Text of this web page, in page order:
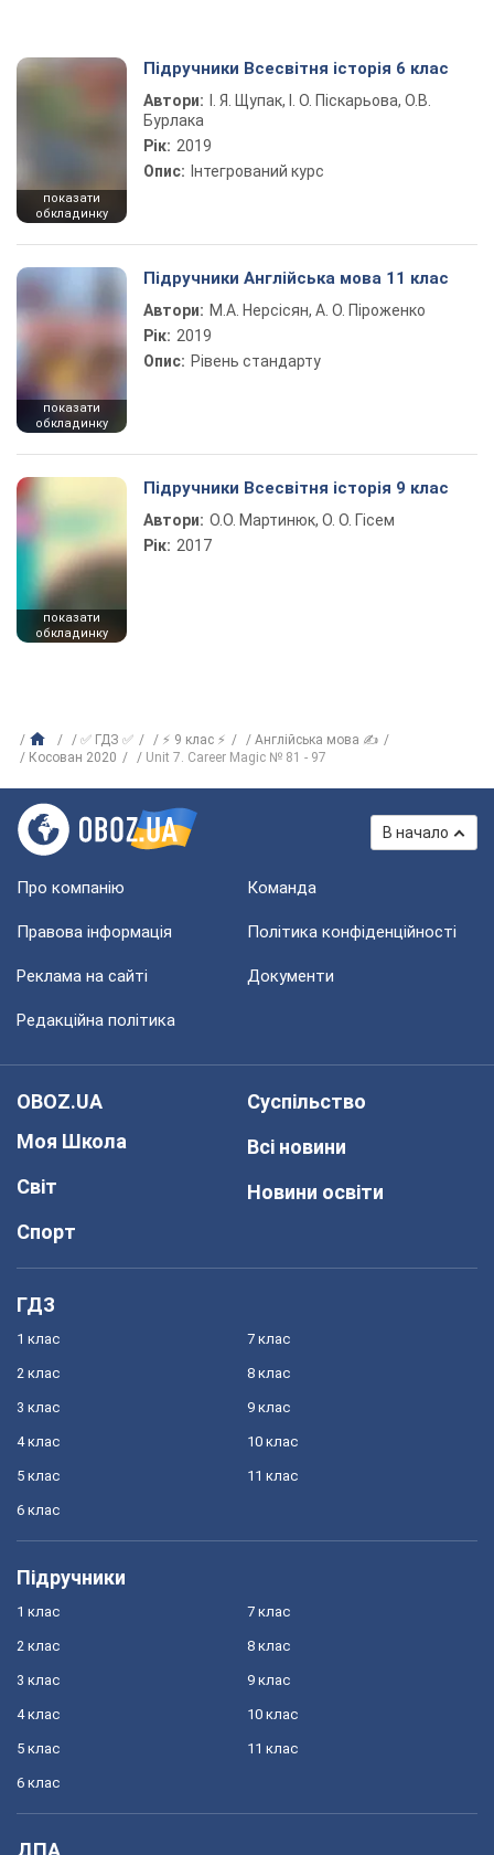
показати
обкладинку
Підручники Всесвітня історія 6 клас
Автори:
І. Я. Щупак, І. О. Піскарьова, О.В.
Бурлака
Рік: 2019
Опис: Інтегрований курс
показати
обкладинку
Підручники Англійська мова 11 клас
Автори: М.А. Нерсісян, А. О. Піроженко
Рік: 2019
Опис: Рівень стандарту
показати
обкладинку
Підручники Всесвітня історія 9 клас
Автори: О.О. Мартинюк, О. О. Гісем
Рік: 2017
✅ ГДЗ ✅ ⚡ 9 клас ⚡
Англійська мова ✍
Косован 2020
Unit 7. Career Magic № 81 - 97
В начало
Про компанію Команда
Правова інформація Політика конфіденційності
Реклама на сайті Документи
Редакційна політика
OBOZ.UA
Моя Школа
Світ
Спорт
Суспільство
Всі новини
Новини освіти
ГДЗ
1 клас
2 клас
3 клас
4 клас
5 клас
6 клас
7 клас
8 клас
9 клас
10 клас
11 клас
Підручники
1 клас
2 клас
3 клас
4 клас
5 клас
6 клас
7 клас
8 клас
9 клас
10 клас
11 клас
ДПА